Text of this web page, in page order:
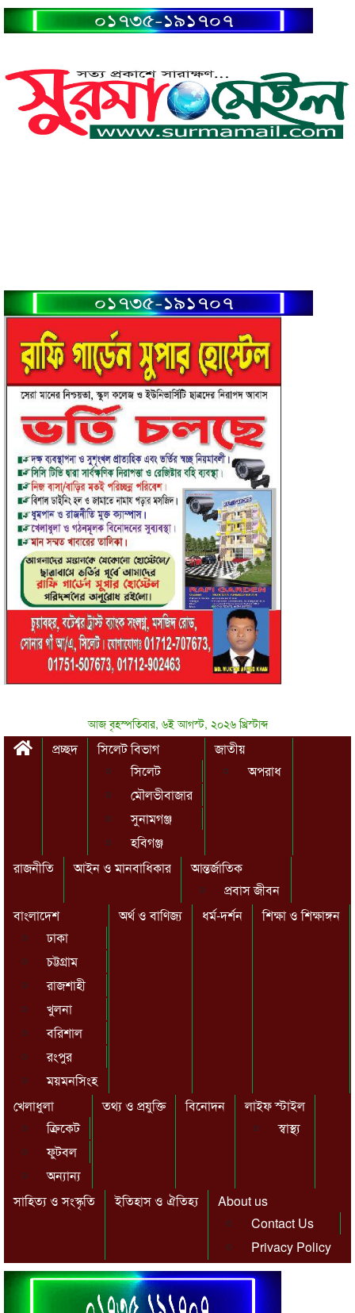
আজ বৃহস্পতিবার, ৬ই আগস্ট, ২০২৬ খ্রিস্টাব্দ
প্রচ্ছদ
সিলেট বিভাগ
সিলেট
মৌলভীবাজার
সুনামগঞ্জ
হবিগঞ্জ
জাতীয়
অপরাধ
রাজনীতি আইন ও মানবাধিকার
আন্তর্জাতিক
প্রবাস জীবন
বাংলাদেশ
ঢাকা
চট্টগ্রাম
রাজশাহী
খুলনা
বরিশাল
রংপুর
ময়মনসিংহ
অর্থ ও বাণিজ্য ধর্ম-দর্শন শিক্ষা ও শিক্ষাঙ্গন
খেলাধুলা
ক্রিকেট
ফুটবল
অন্যান্য
তথ্য ও প্রযুক্তি বিনোদন
লাইফ স্টাইল
স্বাস্থ্য
সাহিত্য ও সংস্কৃতি ইতিহাস ও ঐতিহ্য
About us
Contact Us
Privacy Policy